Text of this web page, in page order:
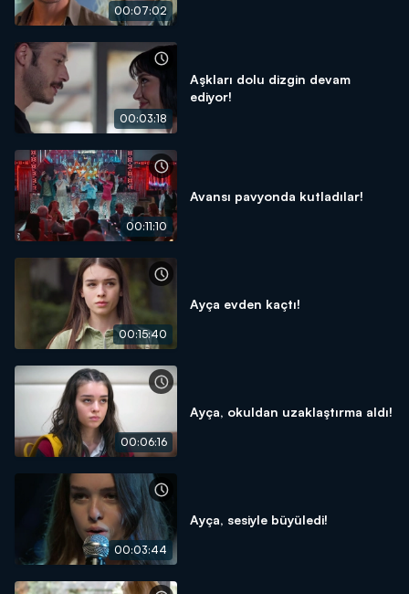
00:07:02
00:03:18
Aşkları dolu dizgin devam
ediyor!
00:11:10
Avansı pavyonda kutladılar!
00:15:40
Ayça evden kaçtı!
00:06:16
Ayça, okuldan uzaklaştırma aldı!
00:03:44
Ayça, sesiyle büyüledi!